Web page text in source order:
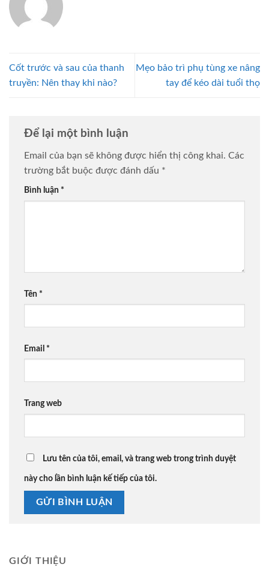
Cốt trước và sau của thanh
truyền: Nên thay khi nào?
Mẹo bảo trì phụ tùng xe nâng
tay để kéo dài tuổi thọ
Để lại một bình luận
Email của bạn sẽ không được hiển thị công khai. Các
trường bắt buộc được đánh dấu *
Bình luận *
Tên *
Email *
Trang web
Lưu tên của tôi, email, và trang web trong trình duyệt
này cho lần bình luận kế tiếp của tôi.
GIỚI THIỆU